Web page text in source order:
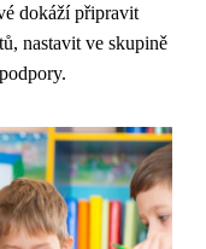
dokáží připravit
nastavit ve skupině